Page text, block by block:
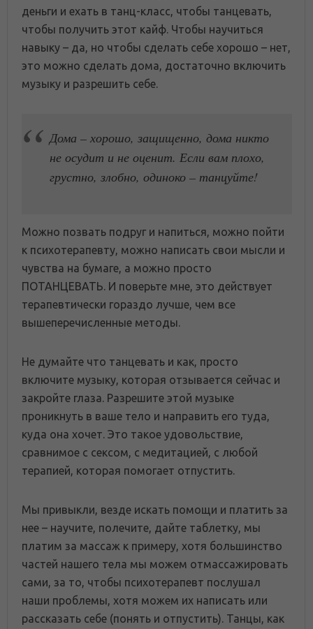
деньги и ехать в танц-класс, чтобы танцевать,
чтобы получить этот кайф. Чтобы научиться
навыку – да, но чтобы сделать себе хорошо – нет,
это можно сделать дома, достаточно включить
музыку и разрешить себе.
Дома – хорошо, защищенно, дома никто
не осудит и не оценит. Если вам плохо,
грустно, злобно, одиноко – танцуйте!
Можно позвать подруг и напиться, можно пойти
к психотерапевту, можно написать свои мысли и
чувства на бумаге, а можно просто
ПОТАНЦЕВАТЬ. И поверьте мне, это действует
терапевтически гораздо лучше, чем все
вышеперечисленные методы.
Не думайте что танцевать и как, просто
включите музыку, которая отзывается сейчас и
закройте глаза. Разрешите этой музыке
проникнуть в ваше тело и направить его туда,
куда она хочет. Это такое удовольствие,
сравнимое с сексом, с медитацией, с любой
терапией, которая помогает отпустить.
Мы привыкли, везде искать помощи и платить за
нее – научите, полечите, дайте таблетку, мы
платим за массаж к примеру, хотя большинство
частей нашего тела мы можем отмассажировать
сами, за то, чтобы психотерапевт послушал
наши проблемы, хотя можем их написать или
рассказать себе (понять и отпустить). Танцы, как